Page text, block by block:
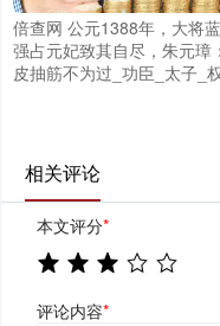
倍查网 公元1388年，大将
强占元妃致其自尽，朱元璋
皮抽筋不为过_功臣_太子_
相关评论
本文评分*
评论内容*